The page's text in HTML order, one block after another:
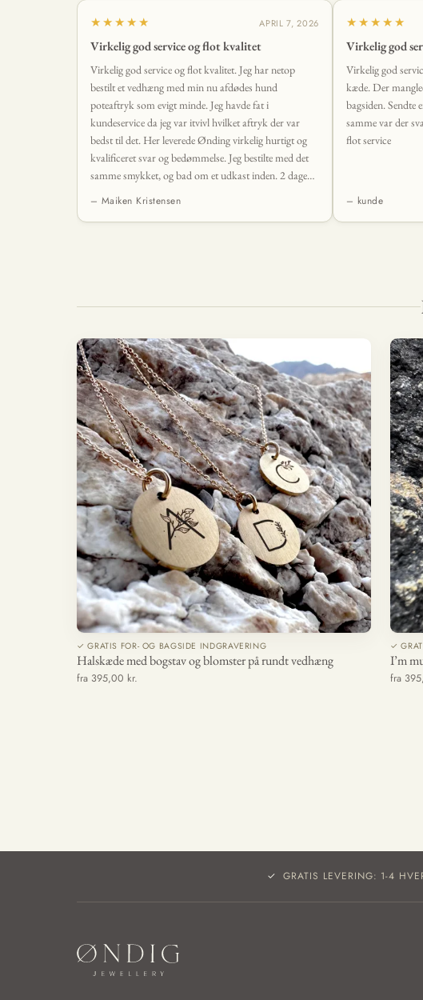
★★★★★ APRIL 7, 2026
Virkelig god service og flot kvalitet
Virkelig god service og flot kvalitet. Jeg har netop
bestilt et vedhæng med min nu afdødes hund
poteaftryk som evigt minde. Jeg havde fat i
kundeservice da jeg var itvivl hvilket aftryk der var
bedst til det. Her leverede Ønding virkelig hurtigt og
kvalificeret svar og bedømmelse. Jeg bestilte med det
samme smykket, og bad om et udkast inden. 2 dage
– Maiken Kristensen
★★★★★
Virkelig god
Virkelig god
kæde. Der
bagsiden. Sendte
samme var der
flot service
– kunde
✓ GRATIS FOR- OG BAGSIDE INDGRAVERING
Halskæde med bogstav og blomster på rundt vedhæng
fra 395,00 kr.
✓
I’m
fra
GRATIS LEVERING: 1-4